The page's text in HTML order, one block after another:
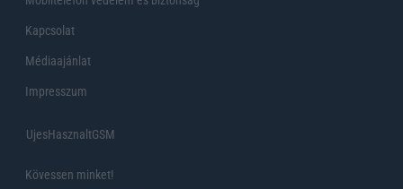
Kapcsolat
Médiaajánlat
Impresszum
UjesHasznaltGSM
Kövessen minket!